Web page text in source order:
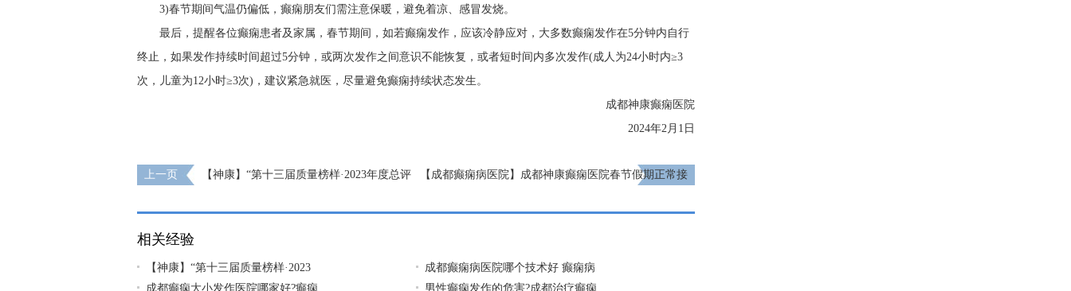
3)春节期间气温仍偏低，癫痫朋友们需注意保暖，避免着凉、感冒发烧。
最后，提醒各位癫痫患者及家属，春节期间，如若癫痫发作，应该冷静应对，大多数癫痫发作在5分钟内自行
终止，如果发作持续时间超过5分钟，或两次发作之间意识不能恢复，或者短时间内多次发作(成人为24小时内≥3
次，儿童为12小时≥3次)，建议紧急就医，尽量避免癫痫持续状态发生。
成都神康癫痫医院
2024年2月1日
上一页
【神康】“第十三届质量榜样·2023年度总评
【成都癫痫病医院】成都神康癫痫医院春节假期正常接
相关经验
【神康】“第十三届质量榜样·2023
成都癫痫病医院哪个技术好 癫痫病
成都癫痫大小发作医院哪家好?癫痫
男性癫痫发作的危害?成都治疗癫痫